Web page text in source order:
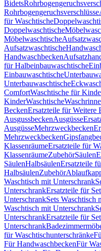
Bidets
Rohrbogengeruchsverschlüsse
für Waschtische
Doppelwaschtische
Möbelwaschtische
Aufsatzwaschtische
Handwaschbecken
für Halbeinbauwaschtische
Einbauwaschtische
Unterbauwaschtische
ComfortWaschtische für
KinderWaschtische
BeckenErsatzteile für Weitere
AusgussbeckenAusgüsse
AusgüsseMehrzweckbecken
Mehrzweckbecken
KlassenräumeErsatzteile für
KlassenräumeZubehörSäulen
SäulenHalbsäulenErsatzteile
HalbsäulenZubehör
Waschtisch mit Unterschrank
UnterschrankErsatzteile für
UnterschrankSets Waschtisch
Waschtisch mit Unterschrank
UnterschrankErsatzteile für
Unterschrank
für Waschtischunterschränke
Für HandwaschbeckenFür